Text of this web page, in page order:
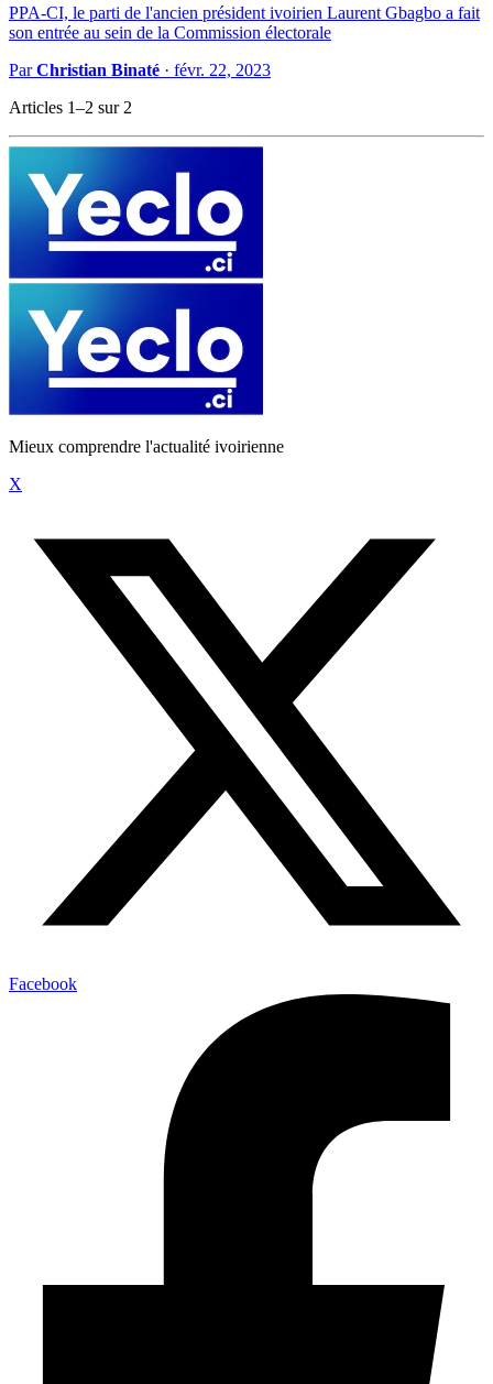
PPA-CI, le parti de l'ancien président ivoirien Laurent Gbagbo a fait
son entrée au sein de la Commission électorale
ParChristian Binaté · févr. 22, 2023
Articles 1–2 sur 2
Mieux comprendre l'actualité ivoirienne
X
Facebook